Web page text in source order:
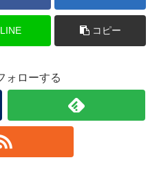
LINE コピー
ォローする